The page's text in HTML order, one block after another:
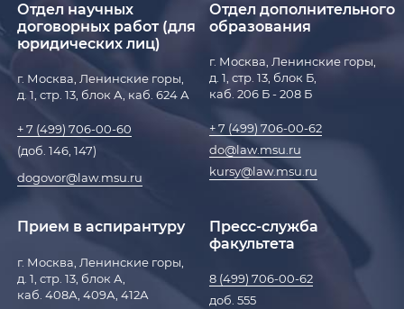
Отдел научных
договорных работ (для
юридических лиц)
г. Москва, Ленинские горы,
д. 1, стр. 13, блок А, каб. 624 А
+ 7 (499) 706-00-60
(доб. 146, 147)
dogovor@law.msu.ru
Отдел дополнительного
образования
г. Москва, Ленинские горы,
д. 1, стр. 13, блок Б,
каб. 206 Б - 208 Б
+ 7 (499) 706-00-62
do@law.msu.ru
kursy@law.msu.ru
Прием в аспирантуру
г. Москва, Ленинские горы,
д. 1, стр. 13, блок А,
каб. 408А, 409А, 412А
Пресс-служба
факультета
8 (499) 706-00-62
доб. 555